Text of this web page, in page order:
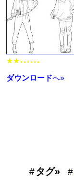
★★ ★★★★★★
ダウンロードへ»
タグ»